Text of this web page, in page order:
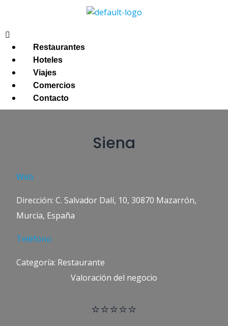
Restaurantes
Hoteles
Viajes
Comercios
Contacto
Siena
Web
Dirección: C. Salvador Dalí, 10, 30870 Mazarrón,
Murcia, España
Teléfono
Categoría: Restaurante
Valoración del negocio
⭐⭐⭐⭐⭐